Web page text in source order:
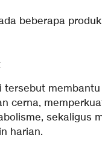
beberapa
tersebut
cerna,
sekaligus
harian.